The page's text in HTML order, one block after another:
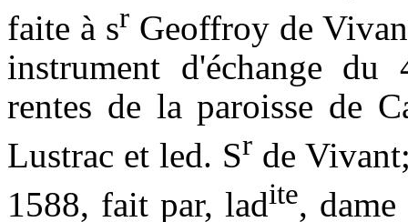
faite à srGeoffroy de
instrument d'échange du
rentes de la paroisse de
Lustrac et led. Sr de
1588, fait par, ladite,